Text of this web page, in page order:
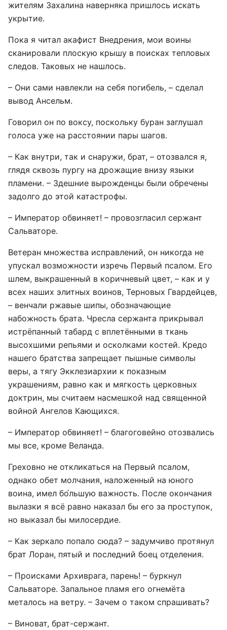
жителям Захалина наверняка пришлось искать
укрытие.
Пока я читал акафист Внедрения, мои воины
сканировали плоскую крышу в поисках тепловых
следов. Таковых не нашлось.
– Они сами навлекли на себя погибель, – сделал
вывод Ансельм.
Говорил он по воксу, поскольку буран заглушал
голоса уже на расстоянии пары шагов.
– Как внутри, так и снаружи, брат, – отозвался я,
глядя сквозь пургу на дрожащие внизу языки
пламени. – Здешние вырожденцы были обречены
задолго до этой катастрофы.
– Император обвиняет! – провозгласил сержант
Сальваторе.
Ветеран множества исправлений, он никогда не
упускал возможности изречь Первый псалом. Его
шлем, выкрашенный в коричневый цвет, – как и у
всех наших элитных воинов, Терновых Гвардейцев,
– венчали ржавые шипы, обозначающие
набожность брата. Чресла сержанта прикрывал
истрёпанный табард с вплетёнными в ткань
высохшими репьями и осколками костей. Кредо
нашего братства запрещает пышные символы
веры, а тягу Экклезиархии к показным
украшениям, равно как и мягкость церковных
доктрин, мы считаем насмешкой над священной
войной Ангелов Кающихся.
– Император обвиняет! – благоговейно отозвались
мы все, кроме Веланда.
Греховно не откликаться на Первый псалом,
однако обет молчания, наложенный на юного
воина, имел бо́льшую важность. После окончания
вылазки я всё равно наказал бы его за проступок,
но выказал бы милосердие.
– Как зеркало попало сюда? – задумчиво протянул
брат Лоран, пятый и последний боец отделения.
– Происками Архиврага, парень! – буркнул
Сальваторе. Запальное пламя его огнемёта
металось на ветру. – Зачем о таком спрашивать?
– Виноват, брат-сержант.